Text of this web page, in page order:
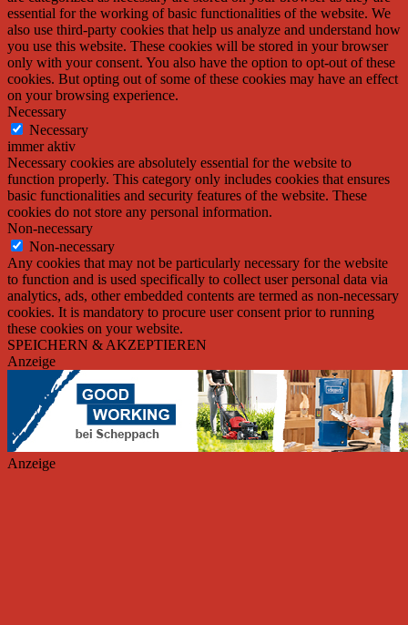
essential for the working of basic functionalities of the website. We
also use third-party cookies that help us analyze and understand how
you use this website. These cookies will be stored in your browser
only with your consent. You also have the option to opt-out of these
cookies. But opting out of some of these cookies may have an effect
on your browsing experience.
Necessary
Necessary
immer aktiv
Necessary cookies are absolutely essential for the website to
function properly. This category only includes cookies that ensures
basic functionalities and security features of the website. These
cookies do not store any personal information.
Non-necessary
Non-necessary
Any cookies that may not be particularly necessary for the website
to function and is used specifically to collect user personal data via
analytics, ads, other embedded contents are termed as non-necessary
cookies. It is mandatory to procure user consent prior to running
these cookies on your website.
SPEICHERN & AKZEPTIEREN
Anzeige
Anzeige